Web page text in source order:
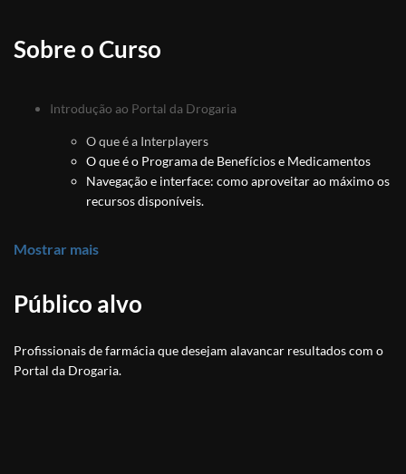
Sobre o Curso
Introdução ao Portal da Drogaria
O que é a Interplayers
O que é o Programa de Benefícios e Medicamentos
Navegação e interface: como aproveitar ao máximo os
recursos disponíveis.
Mostrar mais
Público alvo
Profissionais de farmácia que desejam alavancar resultados com o
Portal da Drogaria.